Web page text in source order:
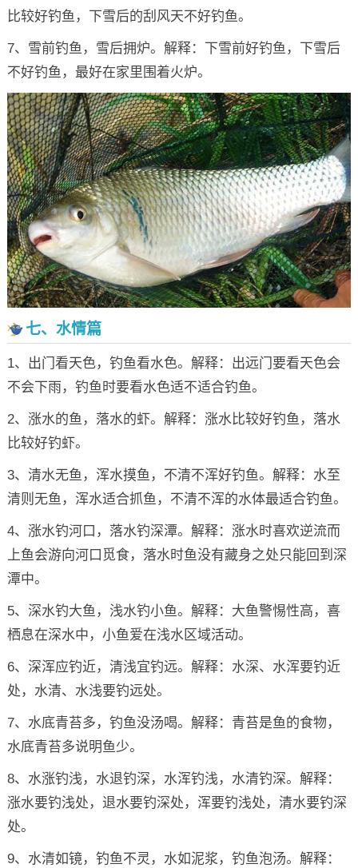
比较好钓鱼，下雪后的刮风天不好钓鱼。
7、雪前钓鱼，雪后拥炉。解释：下雪前好钓鱼，下雪后
不好钓鱼，最好在家里围着火炉。
七、水情篇
1、出门看天色，钓鱼看水色。解释：出远门要看天色会
不会下雨，钓鱼时要看水色适不适合钓鱼。
2、涨水的鱼，落水的虾。解释：涨水比较好钓鱼，落水
比较好钓虾。
3、清水无鱼，浑水摸鱼，不清不浑好钓鱼。解释：水至
清则无鱼，浑水适合抓鱼，不清不浑的水体最适合钓鱼。
4、涨水钓河口，落水钓深潭。解释：涨水时喜欢逆流而
上鱼会游向河口觅食，落水时鱼没有藏身之处只能回到深
潭中。
5、深水钓大鱼，浅水钓小鱼。解释：大鱼警惕性高，喜
栖息在深水中，小鱼爱在浅水区域活动。
6、深浑应钓近，清浅宜钓远。解释：水深、水浑要钓近
处，水清、水浅要钓远处。
7、水底青苔多，钓鱼没汤喝。解释：青苔是鱼的食物，
水底青苔多说明鱼少。
8、水涨钓浅，水退钓深，水浑钓浅，水清钓深。解释：
涨水要钓浅处，退水要钓深处，浑要钓浅处，清水要钓深
处。
9、水清如镜，钓鱼不灵，水如泥浆，钓鱼泡汤。解释：